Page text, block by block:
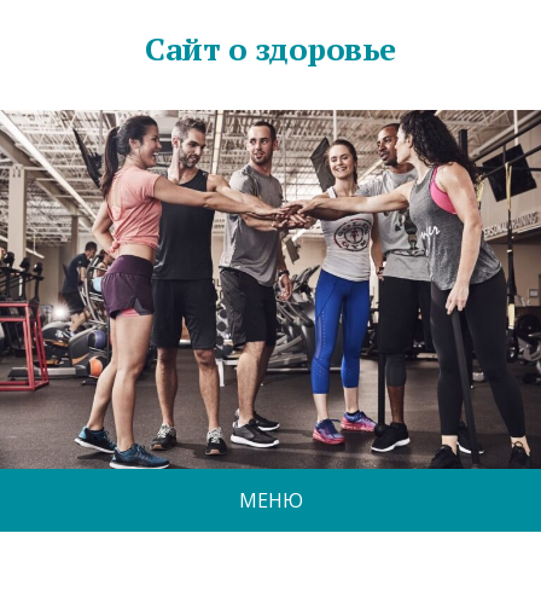
Сайт о здоровье
МЕНЮ